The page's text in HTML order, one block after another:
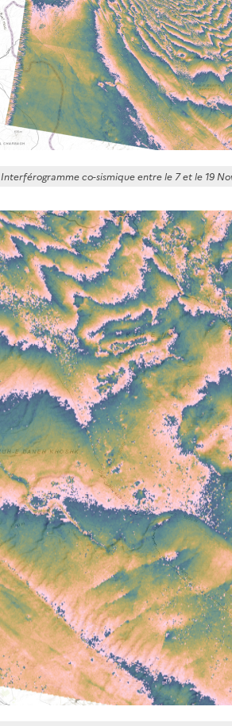
Interférogramme co-sismique entre le 7 et le 19